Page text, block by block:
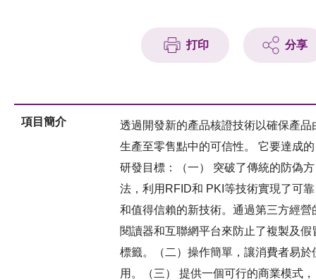
打印 分享
項目簡介
透過開發新的產品核證技術以確保產品
生產至零售點中的可信性。 它要達成的
研發目標：（一） 突破了傳統的防偽方
法，利用RFID和 PKI等技術實現了可靠
和值得信賴的新技術。通過第三方經營
閱讀器和互聯網平台來防止了複製及假
標籤。（二）操作簡單，讓消費者易於
用。（三） 提供一個可行的商業模式，